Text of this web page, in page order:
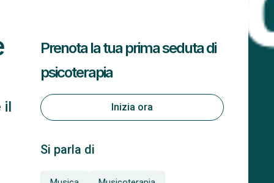
il
Si parla di
Prenota la tua prima seduta di
psicoterapia
Inizia ora